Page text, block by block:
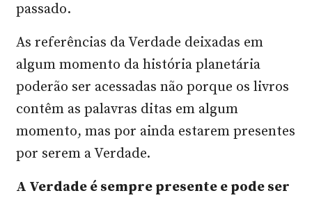
passado.
As referências da Verdade deixadas em
algum momento da história planetária
poderão ser acessadas não porque os livros
contêm as palavras ditas em algum
momento, mas por ainda estarem presentes
por serem a Verdade.
A Verdade é sempre presente e pode ser